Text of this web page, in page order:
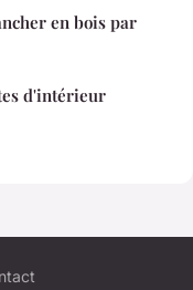
en bois par
d'intérieur